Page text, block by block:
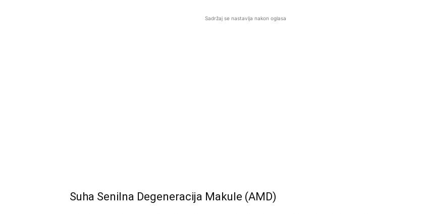
Sadržaj se nastavlja nakon oglasa
Suha Senilna Degeneracija Makule (AMD)